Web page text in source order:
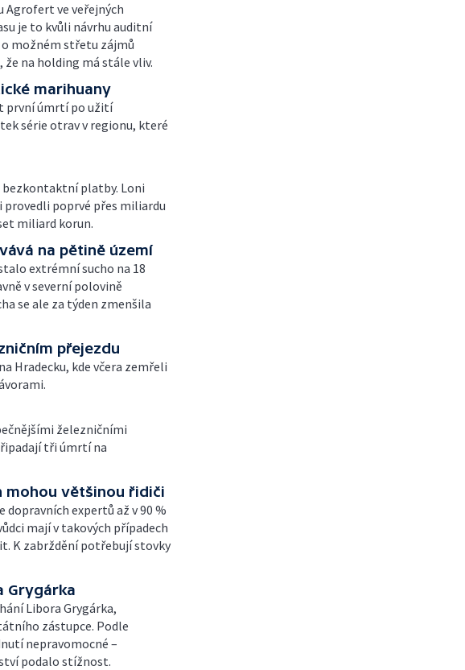
Agrofert ve veřejných
je to kvůli návrhu auditní
o možném střetu zájmů
na holding má stále vliv.
marihuany
první úmrtí po užití
série otrav v regionu, které
platby. Loni
poprvé přes miliardu
miliard korun.
na pětině území
extrémní sucho na 18
v severní polovině
se ale za týden zmenšila
přejezdu
Hradecku, kde včera zemřeli
železničními
tři úmrtí na
mohou většinou řidiči
dopravních expertů až v 90 %
mají v takových případech
K zabrždění potřebují stovky
Grygárka
Libora Grygárka,
zástupce. Podle
nepravomocné –
podalo stížnost.